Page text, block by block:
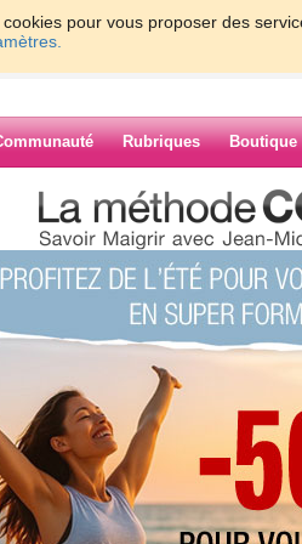
pour vous proposer des
Rubriques Boutique
donc je ne suis pas a jour
est grande alors on verra
polynésie ce WE c'etait super